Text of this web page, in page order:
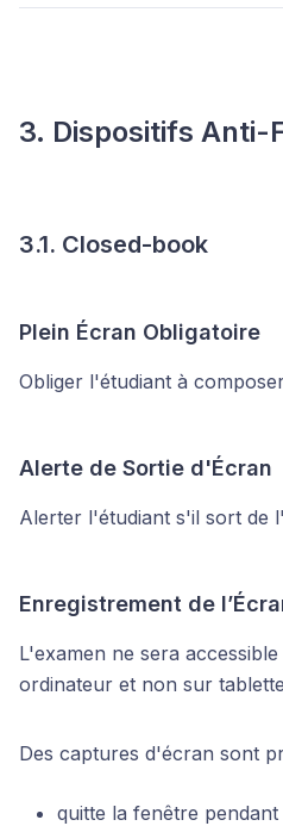
3. Dispositifs Anti-
3.1. Closed-book
Plein Écran Obligatoire
Obliger l'étudiant à
Alerte de Sortie d'Écran
Alerter l'étudiant s'il sort de
Enregistrement de
L'examen ne sera
ordinateur et non sur
Des captures d'écran sont
quitte la fenêtre